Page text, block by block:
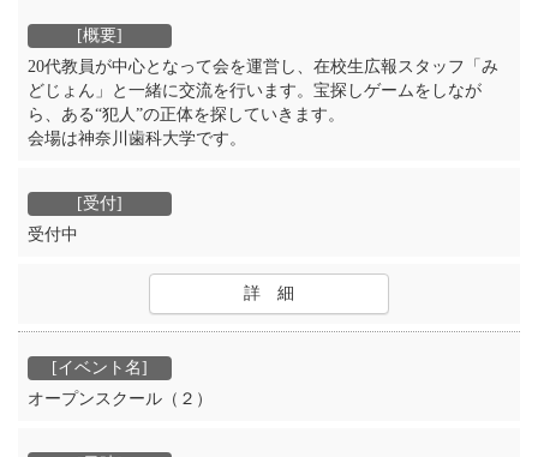
20代教員が中心となって会を運営し、在校生広報スタッフ「み
どじょん」と一緒に交流を行います。宝探しゲームをしなが
ら、ある“犯人”の正体を探していきます。
会場は神奈川歯科大学です。
受付中
詳 細
オープンスクール（２）